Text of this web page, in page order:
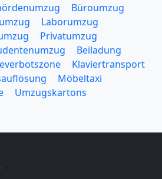
Büroumzug
Laborumzug
Privatumzug
Beiladung
Klaviertransport
Möbeltaxi
Umzugskartons